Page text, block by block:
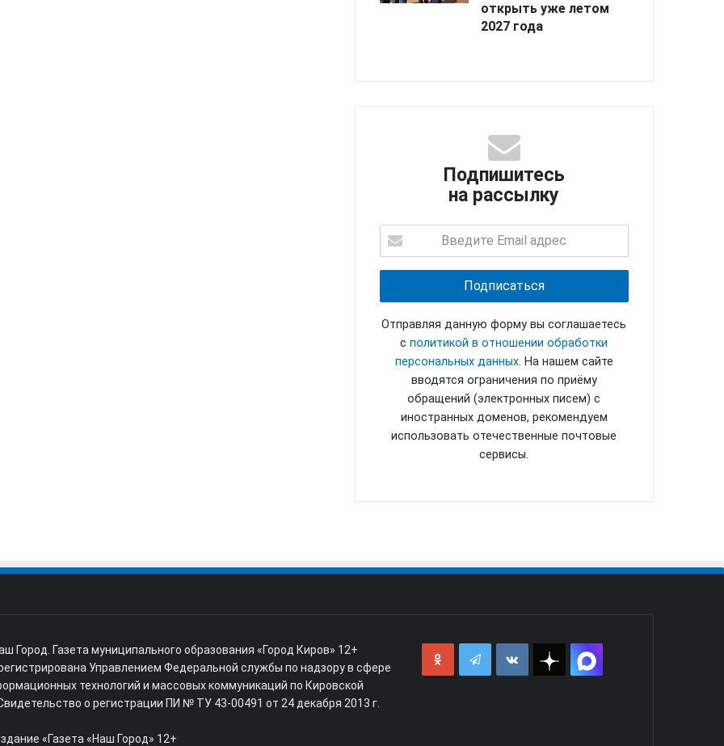
открыть уже летом
2027 года
Подпишитесь
на рассылку
Отправляя данную форму вы соглашаетесь
сполитикой в отношении обработки
персональных данных. На нашем сайте
вводятся ограничения по приёму
обращений (электронных писем) с
иностранных доменов, рекомендуем
использовать отечественные почтовые
сервисы.
Город. Газета муниципального образования «Город Киров» 12+
Управлением Федеральной службы по надзору в сфере
технологий и массовых коммуникаций по Кировской
о регистрации ПИ № ТУ 43-00491 от 24 декабря 2013 г.
«Газета «Наш Город» 12+